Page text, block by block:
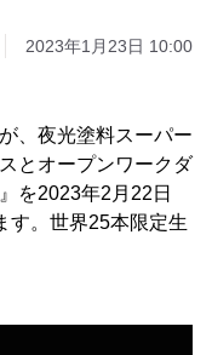
2023年1月23日 10:00
、夜光塗料スーパー
とオープンワークダ
を2023年2月22日
す。世界25本限定生